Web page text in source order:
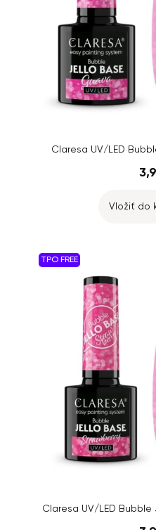
Claresa UV/LED
Vložiť do
TPO FREE
Claresa UV/LED